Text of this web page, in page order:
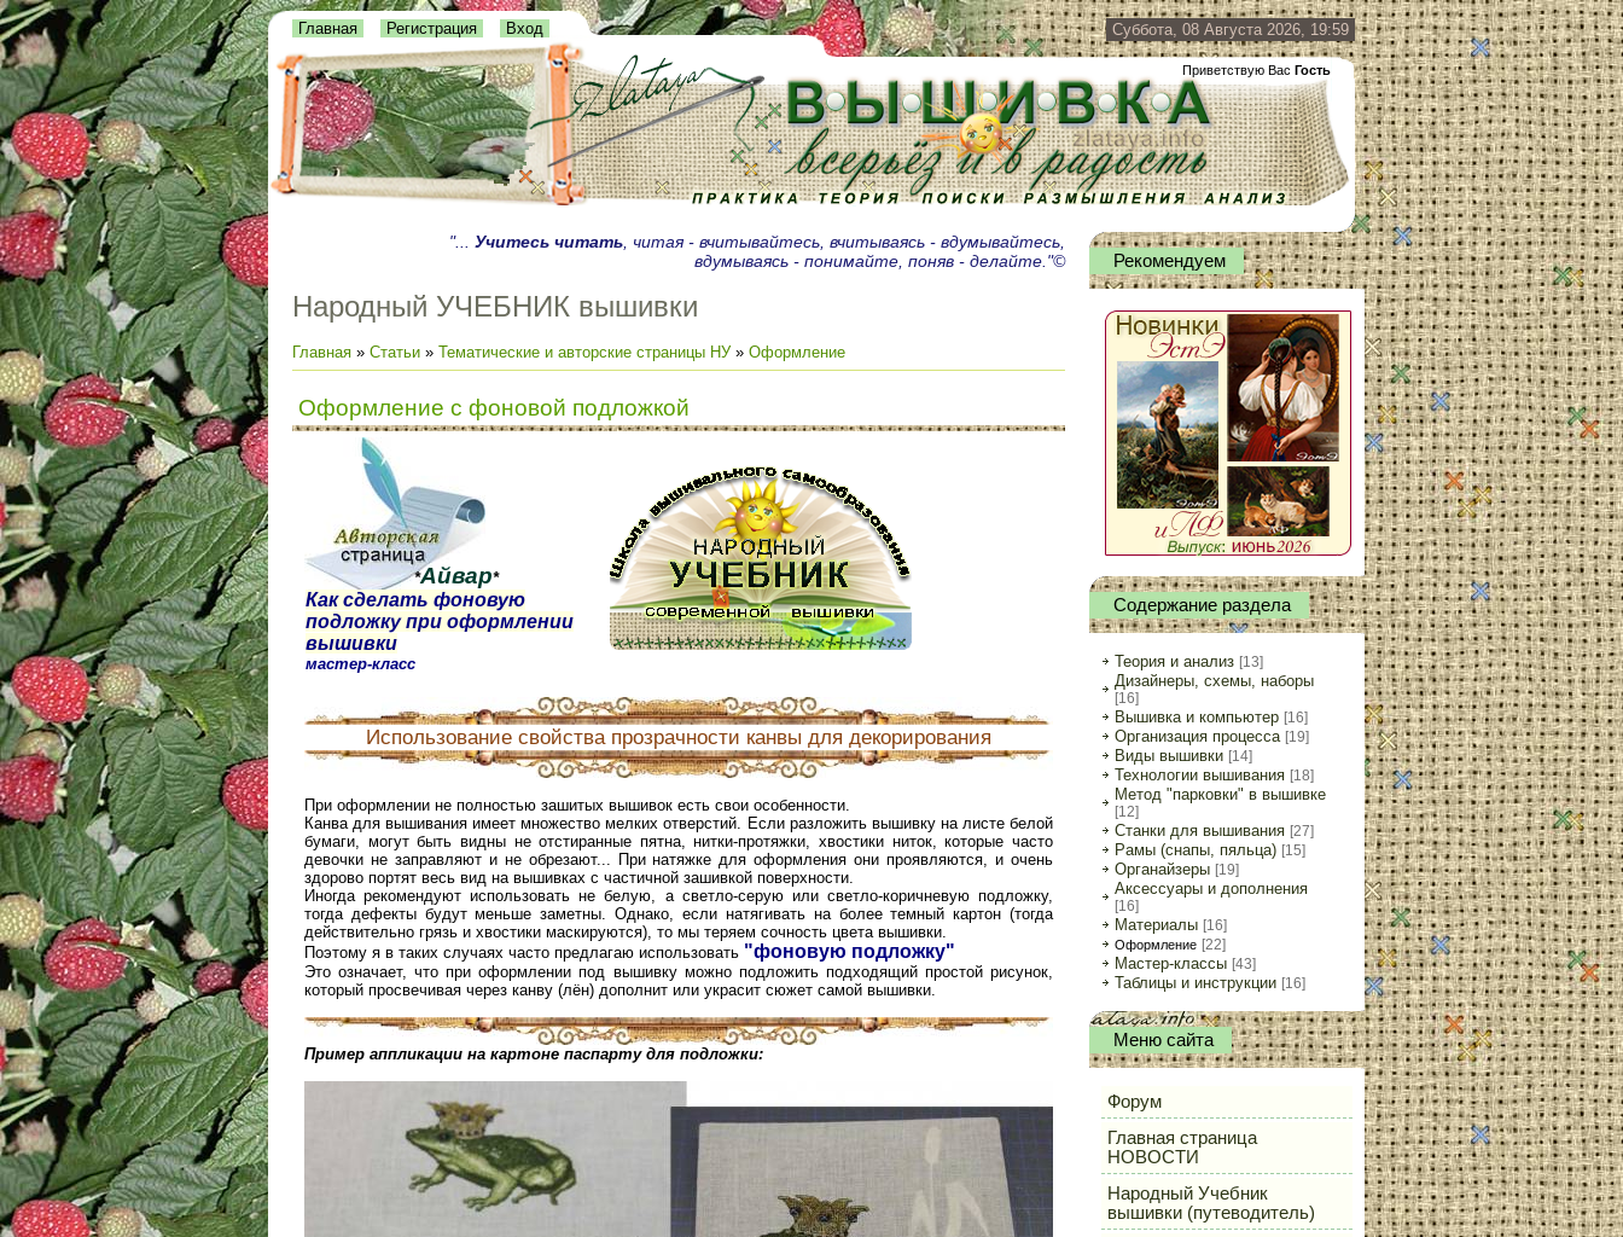
Суббота, 08 Августа 2026, 19:59
Приветствую Вас Гость
Главная Регистрация Вход
"... Учитесь читать , читая - вчитывайтесь, вчитываясь - вдумывайтесь,
вдумываясь - понимайте, поняв - делайте."©
Народный УЧЕБНИК вышивки
Главная » Статьи » Тематические и авторские страницы НУ» Оформление
Оформление с фоновой подложкой
*Айвар*
Как сделать фоновую
подложку при оформлении
вышивки
мастер-класс
Использование свойства прозрачности канвы для декорирования
При оформлении не полностью зашитых вышивок есть свои особенности.
Канва для вышивания имеет множество мелких отверстий. Если разложить вышивку на листе белой
бумаги, могут быть видны не отстиранные пятна, нитки-протяжки, хвостики ниток, которые часто
девочки не заправляют и не обрезают... При натяжке для оформления они проявляются, и очень
здорово портят весь вид на вышивках с частичной зашивкой поверхности.
Иногда рекомендуют использовать не белую, а светло-серую или светло-коричневую подложку,
тогда дефекты будут меньше заметны. Однако, если натягивать на более темный картон (тогда
действительно грязь и хвостики маскируются), то мы теряем сочность цвета вышивки.
Поэтому я в таких случаях часто предлагаю использовать "фоновую подложку"
Это означает, что при оформлении под вышивку можно подложить подходящий простой рисунок,
который просвечивая через канву (лён) дополнит или украсит сюжет самой вышивки.
Пример аппликации на картоне паспарту для подложки:
Рекомендуем
Содержание раздела
Теория и анализ [13]
Дизайнеры, схемы, наборы
[16]
Вышивка и компьютер [16]
Организация процесса [19]
Виды вышивки [14]
Технологии вышивания [18]
Метод "парковки" в вышивке
[12]
Станки для вышивания [27]
Рамы (снапы, пяльца) [15]
Органайзеры [19]
Аксессуары и дополнения
[16]
Материалы [16]
Оформление [22]
Мастер-классы [43]
Таблицы и инструкции [16]
Меню сайта
Форум
Главная страница
НОВОСТИ
Народный Учебник
вышивки (путеводитель)